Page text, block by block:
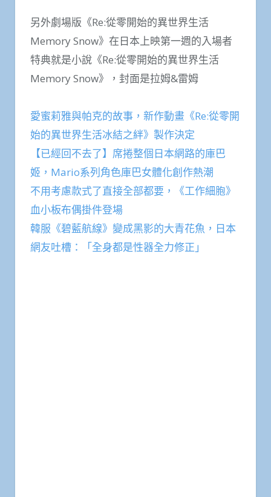
另外劇場版《Re:從零開始的異世界生活
Memory Snow》在日本上映第一週的入場者
特典就是小說《Re:從零開始的異世界生活
Memory Snow》，封面是拉姆&雷姆
愛蜜莉雅與帕克的故事，新作動畫《Re:從零開
始的異世界生活冰結之絆》製作決定
【已經回不去了】席捲整個日本網路的庫巴
姬，Mario系列角色庫巴女體化創作熱潮
不用考慮款式了直接全部都要，《工作細胞》
血小板布偶掛件登場
韓服《碧藍航線》變成黑影的大青花魚，日本
網友吐槽：「全身都是性器全力修正」